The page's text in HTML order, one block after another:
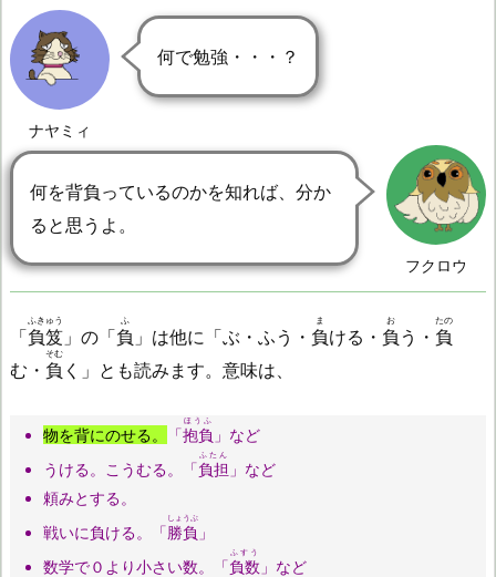
ナヤミィ
何で勉強・・・？
フクロウ
何を背負っているのかを知れば、分か
ると思うよ。
「負笈
ふきゅう
」の「負
ふ
」は他に「ぶ・ふう・ 負
ま
ける・ 負
お
う・ 負
たの
む・ 負
そむ
く」とも読みます。意味は、
物を背にのせる。 「抱負
ほうふ
」など
うける。こうむる。「負担
ふたん
」など
頼みとする。
戦いに負ける。「勝負
しょうぶ
」
数学で０より小さい数。「負数
ふすう
」など